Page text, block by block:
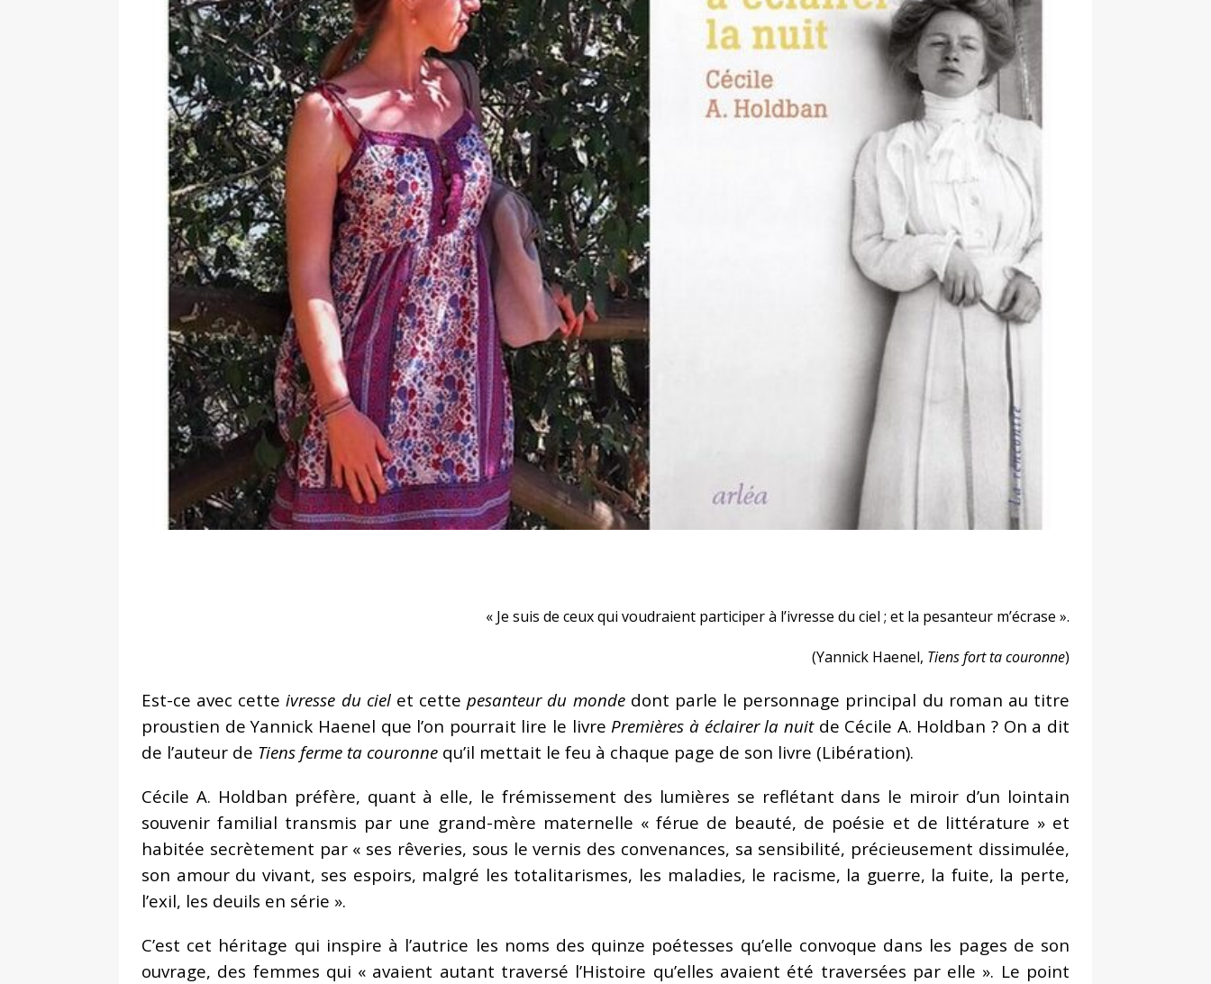
de la réalité » – entretien réalisé par Leonard Popa
FEATURED
[ 2 février 2026 ] Lancement du roman Le Saint n°6 de Tatiana Niculescu aux Éditions
L’Harmattan
ACTUALITÉ
[ 8 janvier 2026 ] Interview. Pascal Louvrier : Malraux est là où il faut être quand la liberté l’exige
face aux dictatures
FEATURED
[ 10 novembre 2025 ] Interview – Adélaïde de Clermont-Tonnerre, Prix Renaudot 2025 : Revisiter
un classique, c’est en réalité le garder vivant
FEATURED
[ 4 août 2026 ]
Interview. Sarah Hatimi : Pour moi, le poète accepte de prêter sa voix aux
émotions que les autres ne savent pas nommer
FEATURED
« Je suis de ceux qui voudraient participerà l’ivresse du ciel ; et la pesanteur m’écrase ».
(Yannick Haenel, Tiens fort ta couronne)
Est-ce avec cetteivresse du cielet cettepesanteur du mondedont parle le personnage principal du roman au titre
proustien de Yannick Haenel que l’on pourrait lire le livre Premières à éclairer la nuitde Cécile A. Holdban ? On a dit
de l’auteur de Tiens ferme ta couronne qu’il mettait le feu à chaque page de son livre (Libération).
Cécile A. Holdban préfère, quant à elle, le frémissement des lumières se reflétant dans le miroir d’un lointain
souvenir familial transmis par une grand-mère maternelle « férue de beauté, de poésie et de littérature » et
habitée secrètement par « ses rêveries, sous le vernis des convenances, sa sensibilité, précieusement dissimulée,
son amour du vivant, ses espoirs, malgré les totalitarismes, les maladies, le racisme, la guerre, la fuite, la perte,
l’exil, les deuils en série ».
C’est cet héritage qui inspire à l’autrice les noms des quinze poétesses qu’elle convoque dans les pages de son
ouvrage, des femmes qui « avaient autant traversé l’Histoire qu’elles avaient été traversées par elle ». Le point